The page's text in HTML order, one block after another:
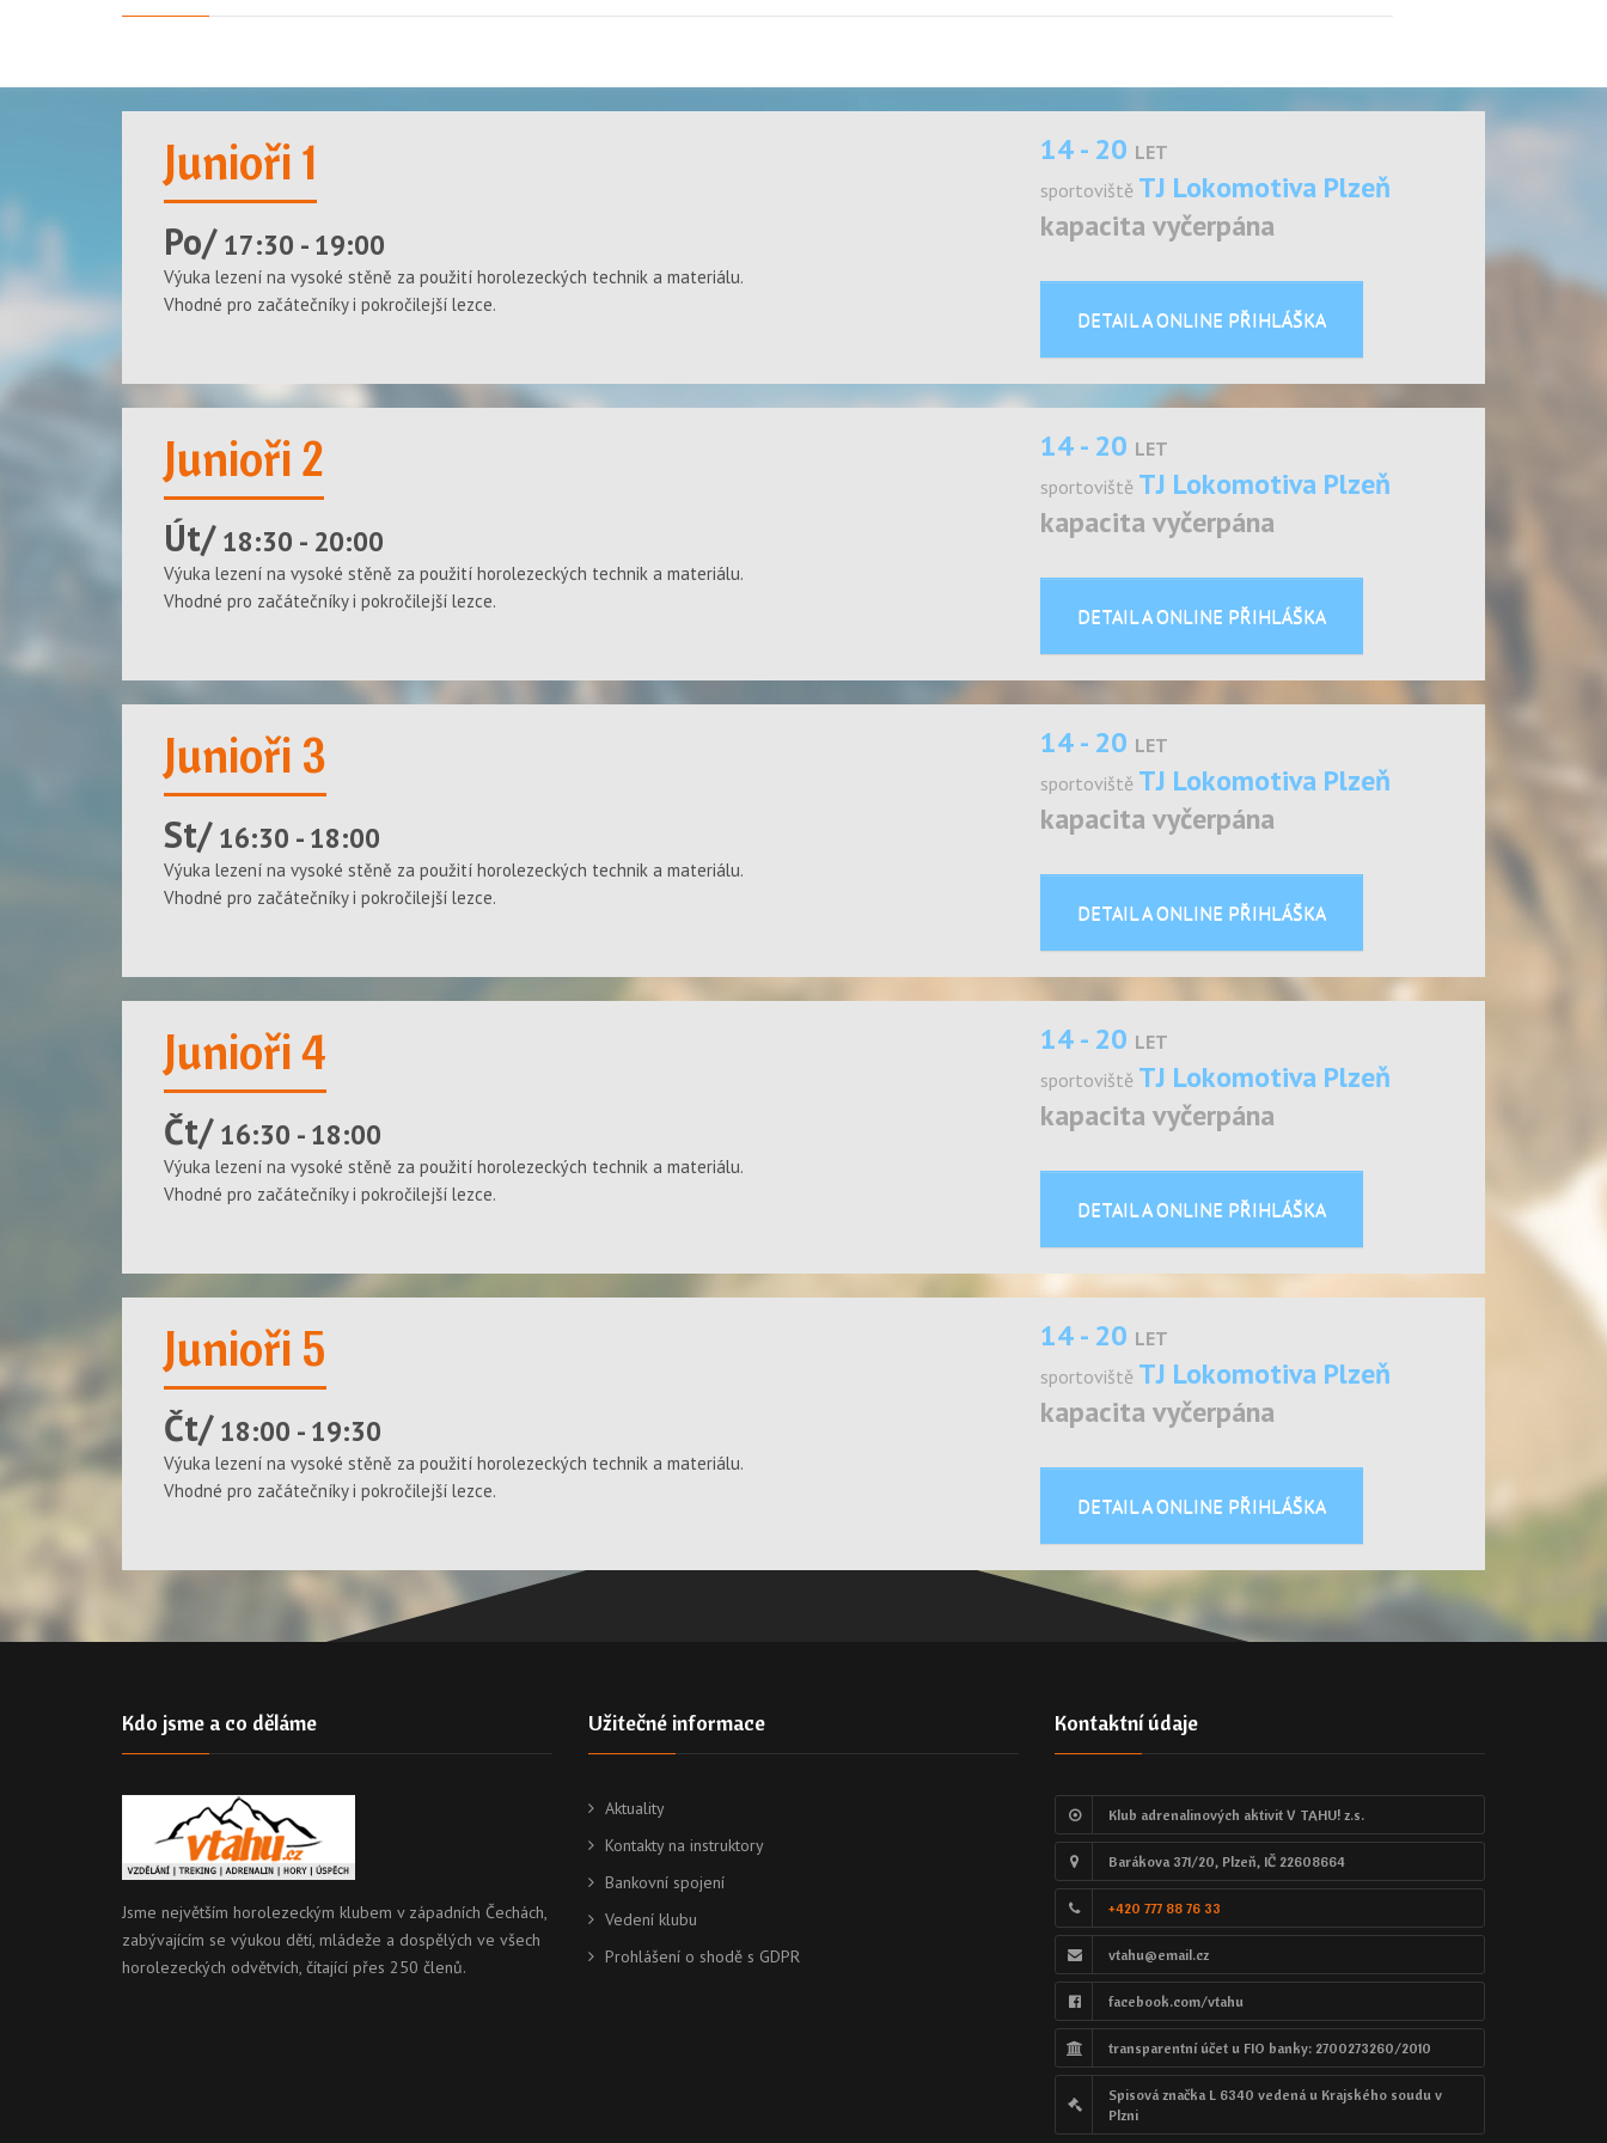
Junioři 1
Po/ 17:30 - 19:00
Výuka lezení na vysoké stěně za použití horolezeckých technik a materiálu.
Vhodné pro začátečníky i pokročilejší lezce.
14 - 20 LET
sportoviště TJ Lokomotiva Plzeň
kapacita vyčerpána
DETAIL A ONLINE PŘIHLÁŠKA
Junioři 2
Út/ 18:30 - 20:00
Výuka lezení na vysoké stěně za použití horolezeckých technik a materiálu.
Vhodné pro začátečníky i pokročilejší lezce.
14 - 20 LET
sportoviště TJ Lokomotiva Plzeň
kapacita vyčerpána
DETAIL A ONLINE PŘIHLÁŠKA
Junioři 3
St/ 16:30 - 18:00
Výuka lezení na vysoké stěně za použití horolezeckých technik a materiálu.
Vhodné pro začátečníky i pokročilejší lezce.
14 - 20 LET
sportoviště TJ Lokomotiva Plzeň
kapacita vyčerpána
DETAIL A ONLINE PŘIHLÁŠKA
Junioři 4
Čt/ 16:30 - 18:00
Výuka lezení na vysoké stěně za použití horolezeckých technik a materiálu.
Vhodné pro začátečníky i pokročilejší lezce.
14 - 20 LET
sportoviště TJ Lokomotiva Plzeň
kapacita vyčerpána
DETAIL A ONLINE PŘIHLÁŠKA
Junioři 5
Čt/ 18:00 - 19:30
Výuka lezení na vysoké stěně za použití horolezeckých technik a materiálu.
Vhodné pro začátečníky i pokročilejší lezce.
14 - 20 LET
sportoviště TJ Lokomotiva Plzeň
kapacita vyčerpána
DETAIL A ONLINE PŘIHLÁŠKA
Kdo jsme a co děláme
Jsme největším horolezeckým klubem v západních Čechách,
zabývajícím se výukou dětí, mládeže a dospělých ve všech
horolezeckých odvětvích, čítající přes 250 členů.
Užitečné informace
Aktuality
Kontakty na instruktory
Bankovní spojení
Vedení klubu
Prohlášení o shodě s GDPR
Kontaktní údaje
Klub adrenalinových aktivit V TAHU! z.s.
Barákova 371/20, Plzeň, IČ 22608664
+420 777 88 76 33
vtahu@email.cz
facebook.com/vtahu
transparentní účet u FIO banky: 2700273260/2010
Spisová značka L 6340 vedená u Krajského soudu v
Plzni